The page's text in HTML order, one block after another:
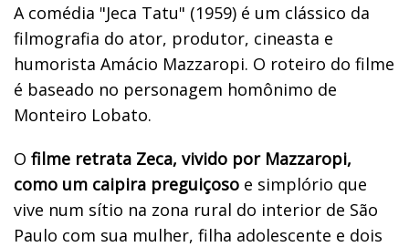
A comédia "Jeca Tatu" (1959) é um clássico da
filmografia do ator, produtor, cineasta e
humorista Amácio Mazzaropi. O roteiro do filme
é baseado no personagem homônimo de
Monteiro Lobato.
O filme retrata Zeca, vivido por Mazzaropi,
como um caipira preguiçoso e simplório que
vive num sítio na zona rural do interior de São
Paulo com sua mulher, filha adolescente e dois